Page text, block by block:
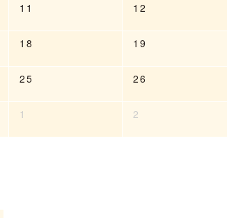
11 12
18 19
25 26
1 2